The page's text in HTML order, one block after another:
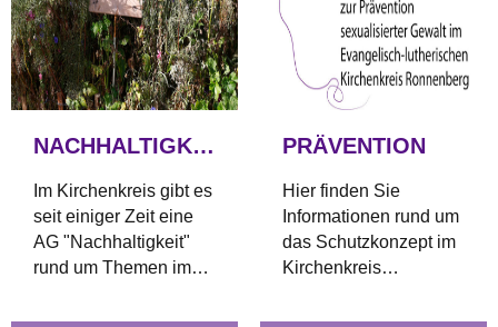
NACHHALTIGKEIT
Im Kirchenkreis gibt es
seit einiger Zeit eine
AG "Nachhaltigkeit"
rund um Themen im
Umweltschutz und
PRÄVENTION
Hier finden Sie
Informationen rund um
das Schutzkonzept im
Kirchenkreis
zum Download und